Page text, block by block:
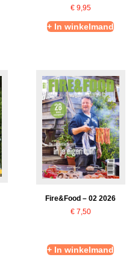
€9,95
+ In winkelmand
Fire&Food – 02 2026
€7,50
+ In winkelmand